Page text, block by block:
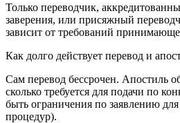
Только переводчик,
заверения, или присяжный
зависит от требований
Как долго действует перевод и
Сам перевод бессрочен. Апостиль
сколько требуется для подачи по
быть ограничения по заявлению
процедур).